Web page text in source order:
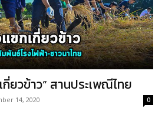
ยวข้าว” สานประเพณีไทย
14, 2020 0